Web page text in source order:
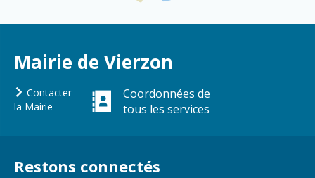
Travaux
Refuge canin
Urbanisme et
logement
commerce
Mairie de Vierzon
Contacter
la Mairie
Coordonnées de
tous les services
Restons connectés